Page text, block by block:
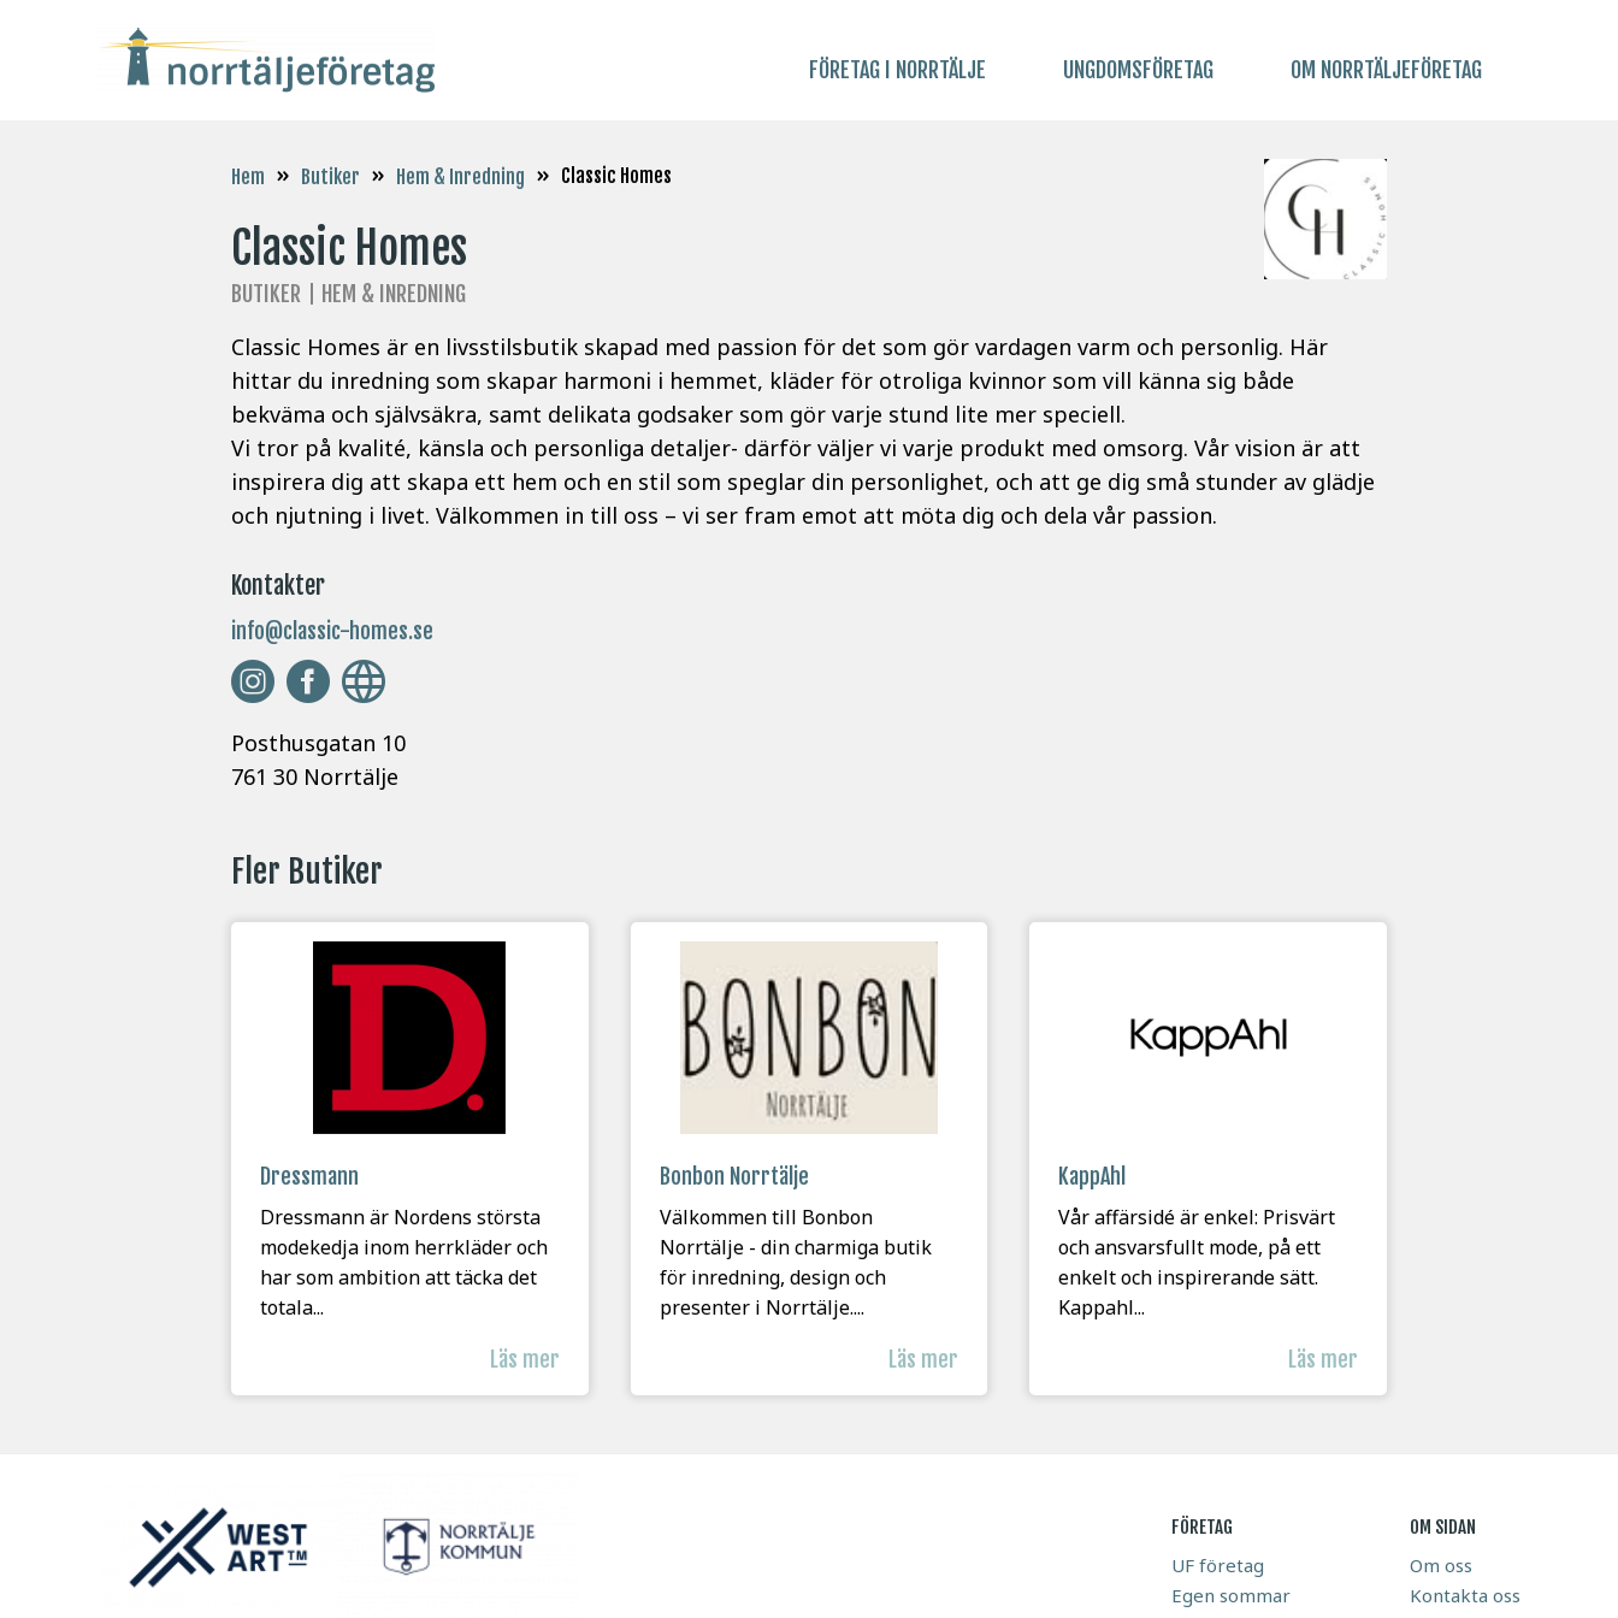
FÖRETAG I NORRTÄLJE UNGDOMSFÖRETAG OM NORRTÄLJEFÖRETAG
Hem » Butiker » Hem & Inredning » Classic Homes
Classic Homes
BUTIKER HEM & INREDNING
Classic Homes är en livsstilsbutik skapad med passion för det som gör vardagen varm och personlig. Här
hittar du inredning som skapar harmoni i hemmet, kläder för otroliga kvinnor som vill känna sig både
bekväma och självsäkra, samt delikata godsaker som gör varje stund lite mer speciell.
Vi tror på kvalité, känsla och personliga detaljer- därför väljer vi varje produkt med omsorg. Vår vision är att
inspirera dig att skapa ett hem och en stil som speglar din personlighet, och att ge dig små stunder av glädje
och njutning i livet. Välkommen in till oss – vi ser fram emot att möta dig och dela vår passion.
Kontakter
info@classic-homes.se
Posthusgatan 10
761 30 Norrtälje
Fler Butiker
Dressmann
Dressmann är Nordens största
modekedja inom herrkläder och
har som ambition att täcka det
totala...
Läs mer
Bonbon Norrtälje
Välkommen till Bonbon
Norrtälje - din charmiga butik
för inredning, design och
presenter i Norrtälje....
Läs mer
KappAhl
Vår affärsidé är enkel: Prisvärt
och ansvarsfullt mode, på ett
enkelt och inspirerande sätt.
Kappahl...
Läs mer
FÖRETAG
UF företag
Egen sommar
OM SIDAN
Om oss
Kontakta oss